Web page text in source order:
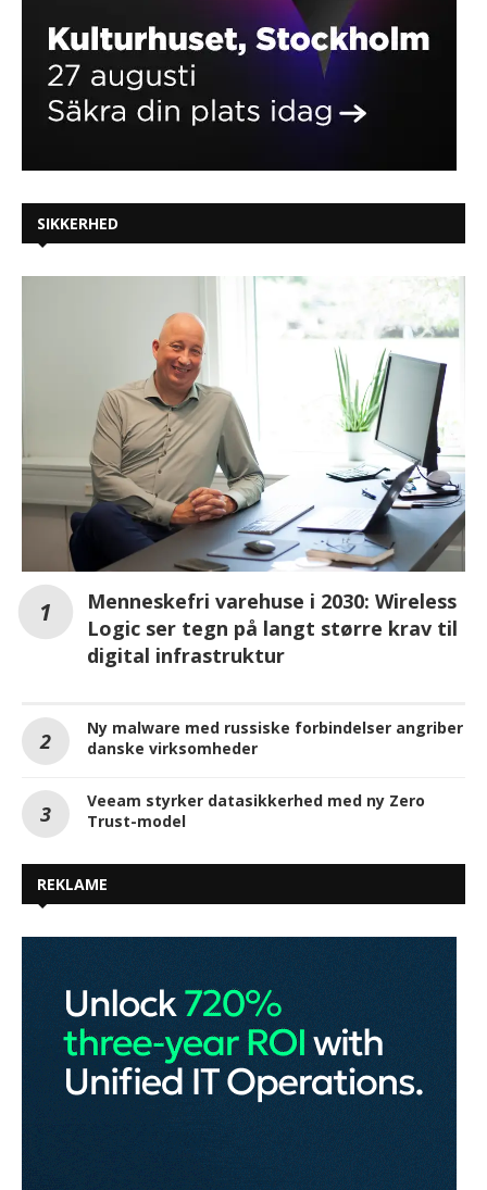
SIKKERHED
Menneskefri varehuse i 2030: Wireless
Logic ser tegn på langt større krav til
digital infrastruktur
Ny malware med russiske forbindelser angriber
danske virksomheder
Veeam styrker datasikkerhed med ny Zero
Trust-model
REKLAME